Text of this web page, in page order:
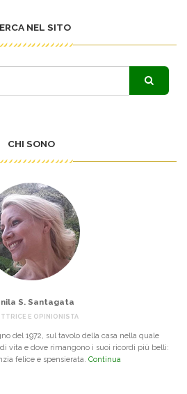
NEL SITO
CHI SONO
S. Santagata
E OPINIONISTA
del 1972, sul tavolo della casa nella quale
vita e dove rimangono i suoi ricordi più belli:
felice e spensierata. Continua